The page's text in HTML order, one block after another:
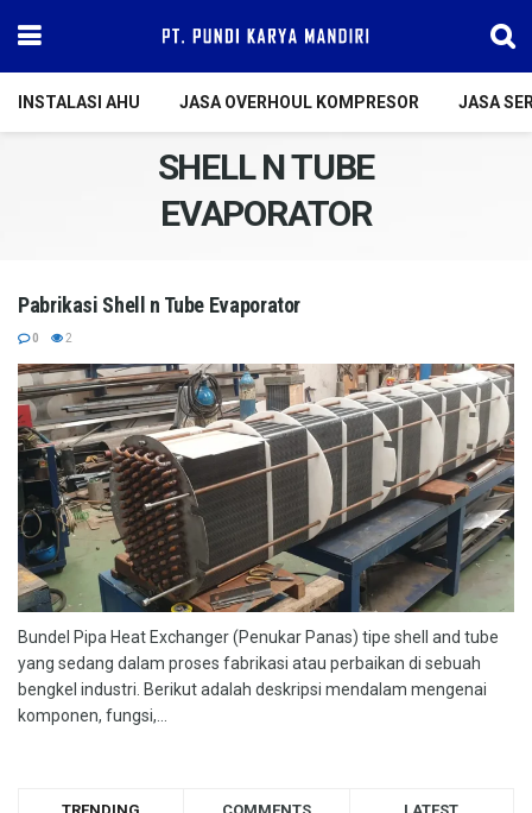
INSTALASI AHU JASA OVERHOUL KOMPRESOR JASA
SHELL N TUBE
EVAPORATOR
Pabrikasi Shell n Tube Evaporator
0 2
Bundel Pipa Heat Exchanger (Penukar Panas) tipe shell and tube
yang sedang dalam proses fabrikasi atau perbaikan di sebuah
bengkel industri. Berikut adalah deskripsi mendalam mengenai
komponen, fungsi,...